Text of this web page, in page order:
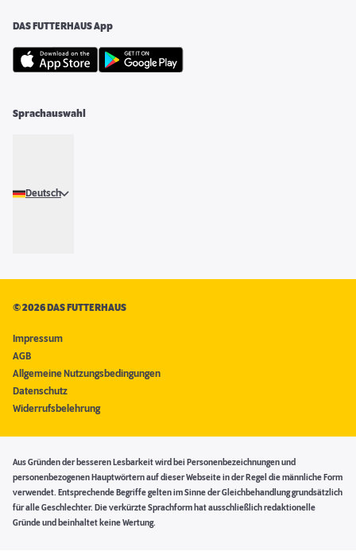
DAS FUTTERHAUS App
Sprachauswahl
Deutsch
©2026 DAS FUTTERHAUS
Impressum
AGB
Allgemeine Nutzungsbedingungen
Datenschutz
Widerrufsbelehrung
Aus Gründen der besseren Lesbarkeit wird bei Personenbezeichnungen und
personenbezogenen Hauptwörtern auf dieser Webseite in der Regel die männliche Form
verwendet. Entsprechende Begriffe gelten im Sinne der Gleichbehandlung grundsätzlich
für alle Geschlechter. Die verkürzte Sprachform hat ausschließlich redaktionelle
Gründe und beinhaltet keine Wertung.